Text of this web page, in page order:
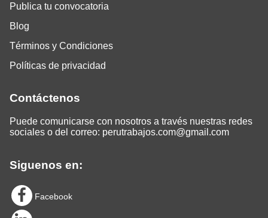
Publica tu convocatoria
Blog
Términos y Condiciones
Políticas de privacidad
Contáctenos
Puede comunicarse con nosotros a través nuestras redes
sociales o del correo: perutrabajos.com@gmail.com
Siguenos en:
Facebook